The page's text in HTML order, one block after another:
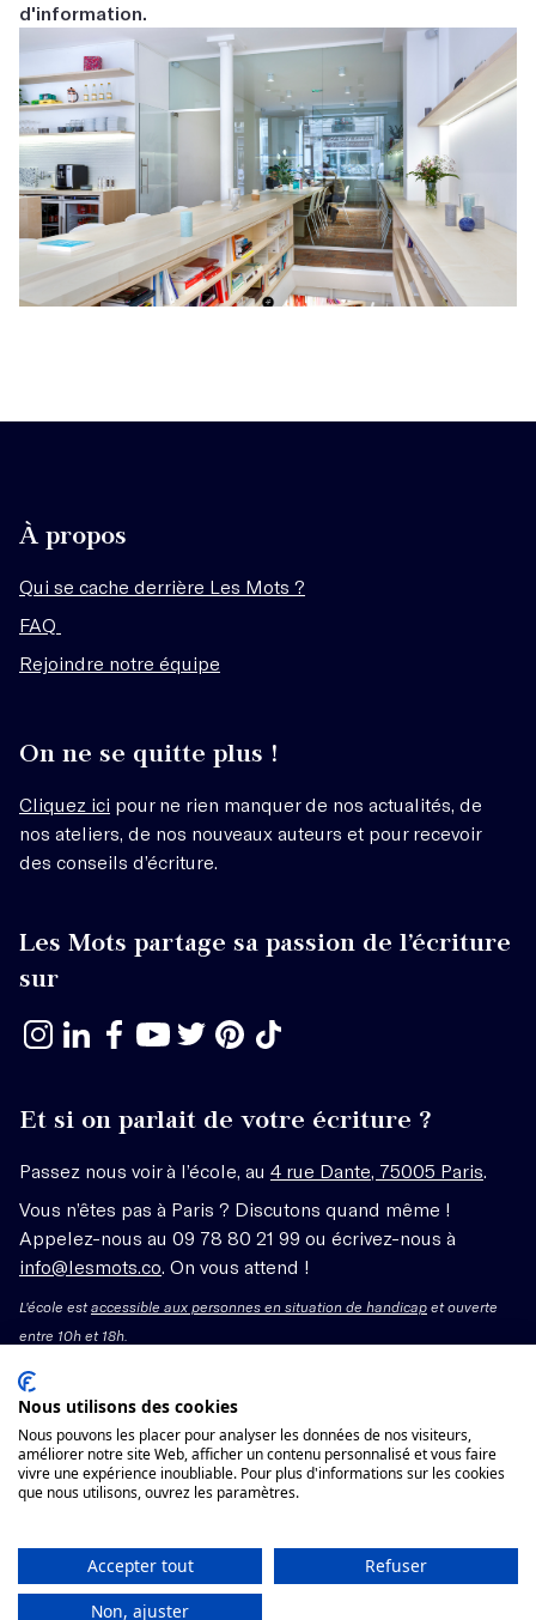
d'information.
À propos
Qui se cache derrière Les Mots ?
FAQ
Rejoindre notre équipe
On ne se quitte plus !
Cliquez ici pour ne rien manquer de nos actualités, de
nos ateliers, de nos nouveaux auteurs et pour recevoir
des conseils d’écriture.
Les Mots partage sa passion de l’écriture
sur
Et si on parlait de votre écriture ?
Passez nous voir à l’école, au 4 rue Dante, 75005 Paris
Vous n’êtes pas à Paris ? Discutons quand même !
Appelez-nous au 09 78 80 21 99 ou écrivez-nous à
info@lesmots.co . On vous attend !
L'école estaccessible aux personnes en situation de handicap et ouverte
entre 10h et 18h.
Mentions légales – CGV
Organisme de formation enregistré sous le numéro
11755662775 auprès du préfet de région Île-de-France.
Voir les conditions générales de vente
Nous utilisons des cookies
Nous pouvons les placer pour analyser les données de nos visiteurs,
améliorer notre site Web, afficher un contenu personnalisé et vous faire
vivre une expérience inoubliable. Pour plus d'informations sur les cookies
que nous utilisons, ouvrez les paramètres.
Accepter tout
Refuser
Non, ajuster